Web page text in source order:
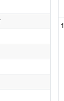
2023